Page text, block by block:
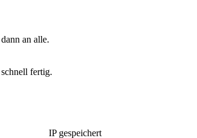
an alle.
fertig.
IP gespeichert